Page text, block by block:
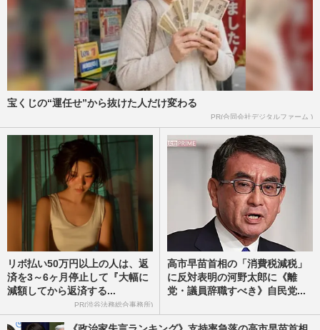
宝くじの“運任せ”から抜けた人だけ変わる
PR(合同会社デジタルファーム )
リボ払い50万円以上の人は、返
済を3～6ヶ月停止して『大幅に
減額してから返済する...
PR(渋谷法務総合事務所)
高市早苗首相の「消費税減税」
に反対表明の河野太郎に《離
党・議員辞職すべき》自民党...